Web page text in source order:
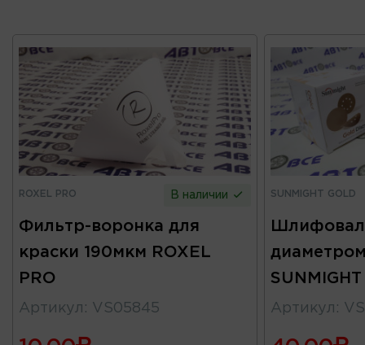
ROXEL PRO В наличии
Фильтр-воронка для
краски 190мкм ROXEL
PRO
Артикул : VS05845
SUNMIGHT GOLD
Артикул :